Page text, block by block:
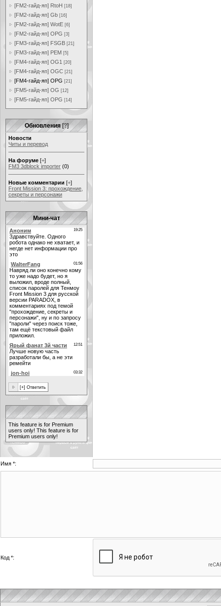
[FM2-гайд-яп] RtoH [18]
[FM2-гайд-яп] Gb [16]
[FM2-гайд-яп] WotE [6]
[FM2-гайд-яп] OPG [3]
[FM3-гайд-яп] FSGB [21]
[FM3-гайд-яп] PEM [5]
[FM4-гайд-яп] OG1 [20]
[FM4-гайд-яп] OGC [21]
[FM4-гайд-яп] OPG [21]
[FM5-гайд-яп] OG [12]
[FM5-гайд-яп] OPG [14]
Обновления [?]
Новости
Читы и перевод
На форуме [+]
FM3 3dblock importer (0)
Новые комментарии [+]
Front Mission 3: прохождение,
секреты и персонажи
Мини-чат
This feature is for Premium
users only! This feature is for
Premium users only!
Имя *:
Код *: